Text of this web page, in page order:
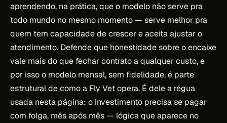
aprendendo, na prática, que o modelo não serve pra
todo mundo no mesmo momento — serve melhor pra
quem tem capacidade de crescer e aceita ajustar o
atendimento. Defende que honestidade sobre o encaixe
vale mais do que fechar contrato a qualquer custo, e
por isso o modelo mensal, sem fidelidade, é parte
estrutural de como a Fly Vet opera. É dele a régua
usada nesta página: o investimento precisa se pagar
com folga, mês após mês — lógica que aparece no